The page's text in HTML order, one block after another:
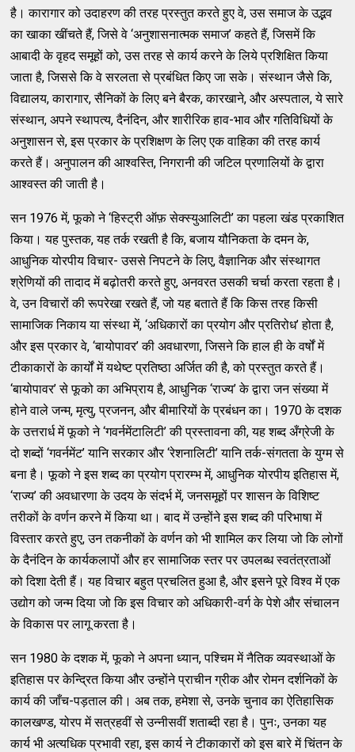
है। कारागार को उदाहरण की तरह प्रस्तुत करते हुए वे, उस समाज के उद्भव
का खाका खींचते हैं, जिसे वे ‘अनुशासनात्मक समाज’ कहते हैं, जिसमें कि
आबादी के वृहद समूहों को, उस तरह से कार्य करने के लिये प्रशिक्षित किया
जाता है, जिससे कि वे सरलता से प्रबंधित किए जा सके। संस्थान जैसे कि,
विद्यालय, कारागार, सैनिकों के लिए बने बैरक, कारखाने, और अस्पताल, ये सारे
संस्थान, अपने स्थापत्य, दैनंदिन, और शारीरिक हाव-भाव और गतिविधियों के
अनुशासन से, इस प्रकार के प्रशिक्षण के लिए एक वाहिका की तरह कार्य
करते हैं। अनुपालन की आश्वस्ति, निगरानी की जटिल प्रणालियों के द्वारा
आश्वस्त की जाती है।
सन 1976 में, फूको ने ‘हिस्ट्री ऑफ़ सेक्स्युआलिटी’ का पहला खंड प्रकाशित
किया। यह पुस्तक, यह तर्क रखती है कि, बजाय यौनिकता के दमन के,
आधुनिक योरपीय विचार- उससे निपटने के लिए, वैज्ञानिक और संस्थागत
श्रेणियों की तादाद में बढ़ोतरी करते हुए, अनवरत उसकी चर्चा करता रहता है।
वे, उन विचारों की रूपरेखा रखते हैं, जो यह बताते हैं कि किस तरह किसी
सामाजिक निकाय या संस्था में, ‘अधिकारों का प्रयोग और प्रतिरोध’ होता है,
और इस प्रकार वे, ‘बायोपावर’ की अवधारणा, जिसने कि हाल ही के वर्षों में
टीकाकारों के कार्यों में यथेष्ट प्रतिष्ठा अर्जित की है, को प्रस्तुत करते हैं।
‘बायोपावर’ से फूको का अभिप्राय है, आधुनिक ‘राज्य’ के द्वारा जन संख्या में
होने वाले जन्म, मृत्यु, प्रजनन, और बीमारियों के प्रबंधन का। 1970 के दशक
के उत्तरार्ध में फूको ने ‘गवर्नमेंटालिटी’ की प्रस्तावना की, यह शब्द अँग्रेजी के
दो शब्दों ‘गवर्नमेंट’ यानि सरकार और ‘रेशनालिटी’ यानि तर्क-संगतता के युग्म से
बना है। फूको ने इस शब्द का प्रयोग प्रारम्भ में, आधुनिक योरपीय इतिहास में,
‘राज्य’ की अवधारणा के उदय के संदर्भ में, जनसमूहों पर शासन के विशिष्ट
तरीकों के वर्णन करने में किया था। बाद में उन्होंने इस शब्द की परिभाषा में
विस्तार करते हुए, उन तकनीकों के वर्णन को भी शामिल कर लिया जो कि लोगों
के दैनंदिन के कार्यकलापों और हर सामाजिक स्तर पर उपलब्ध स्वतंत्रताओं
को दिशा देती हैं। यह विचार बहुत प्रचलित हुआ है, और इसने पूरे विश्व में एक
उद्योग को जन्म दिया जो कि इस विचार को अधिकारी-वर्ग के पेशे और संचालन
के विकास पर लागू करता है।
सन 1980 के दशक में, फूको ने अपना ध्यान, पश्चिम में नैतिक व्यवस्थाओं के
इतिहास पर केन्द्रित किया और उन्होंने प्राचीन ग्रीक और रोमन दर्शनिकों के
कार्य की जाँच-पड़ताल की। अब तक, हमेशा से, उनके चुनाव का ऐतिहासिक
कालखण्ड, योरप में सत्रहवीं से उन्नीसवीं शताब्दी रहा है। पुनः, उनका यह
कार्य भी अत्यधिक प्रभावी रहा, इस कार्य ने टीकाकारों को इस बारे में चिंतन के